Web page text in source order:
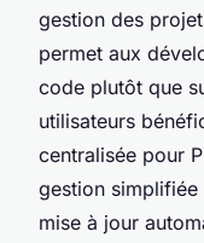
gestion des
permet aux
code plutôt que
utilisateurs
centralisée pour
gestion simplifiée
mise à jour